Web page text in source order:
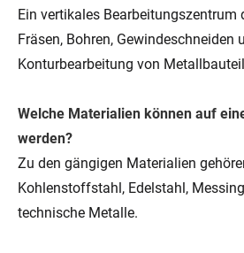
Ein vertikales Bearbeitungszentrum
Fräsen, Bohren, Gewindeschneiden
Konturbearbeitung von
Welche Materialien können auf
werden?
Zu den gängigen Materialien
Kohlenstoffstahl, Edelstahl,
technische Metalle.